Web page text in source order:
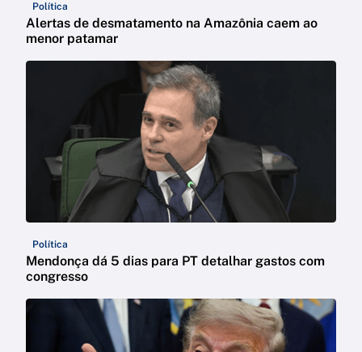
Política
Alertas de desmatamento na Amazônia caem ao
menor patamar
Política
Mendonça dá 5 dias para PT detalhar gastos com
congresso